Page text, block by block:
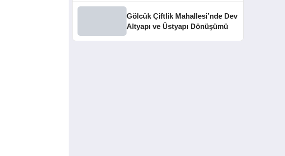
Gölcük Çiftlik Mahallesi’nde Dev
Altyapı ve Üstyapı Dönüşümü